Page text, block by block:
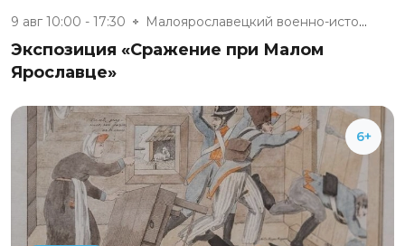
9 авг 10:00 - 17:30 Малоярославецкий военно-истори...
Экспозиция «Сражение при Малом
Ярославце»
6+